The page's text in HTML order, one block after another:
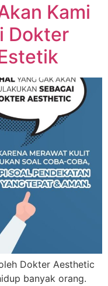
Kami
Dokter
Dokter Aesthetic
banyak orang.